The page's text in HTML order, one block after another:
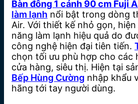
Bàn đông 1 cánh 90 cm Fuji
làm lạnh nổi bật trong dòng
Air. Với thiết kế nhỏ gọn,
năng làm lạnh hiệu quả do
công nghệ hiện đại tiên tiến.
chọn tối ưu phù hợp cho các
cửa hàng, siêu thị. Hiện tại
Bếp Hùng Cường nhập khẩu
hãng tới tay người dùng.